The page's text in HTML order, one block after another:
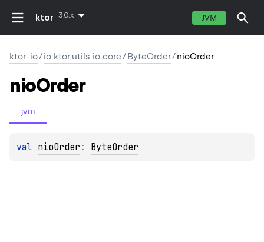
ktor 3.0.x JVM
ktor-io/io.ktor.utils.io.core/ByteOrder/nioOrder
nioOrder
jvm
val nioOrder : ByteOrder